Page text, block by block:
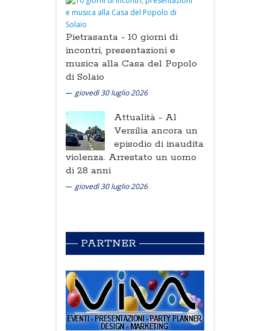
Pietrasanta - 10 giorni di
incontri, presentazioni e
musica alla Casa del Popolo
di Solaio
giovedì 30 luglio 2026
Attualità - Al
Versilia ancora un
episodio di inaudita
violenza. Arrestato un uomo
di 28 anni
giovedì 30 luglio 2026
PARTNER